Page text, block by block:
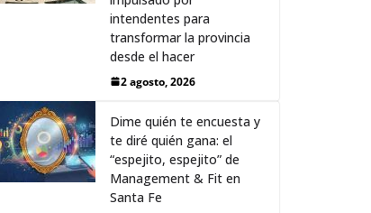
intendentes para
transformar la provincia
desde el hacer
2 agosto, 2026
Dime quién te encuesta y
te diré quién gana: el
“espejito, espejito” de
Management & Fit en
Santa Fe